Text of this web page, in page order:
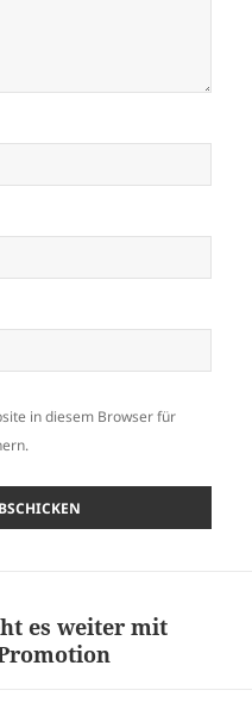
in diesem Browser für
es weiter mit